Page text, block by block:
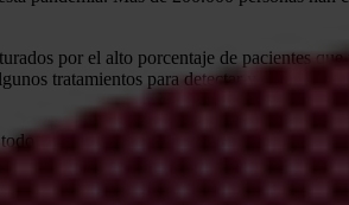
por el alto porcentaje de pacientes
tratamientos para detectar y tratar la
cuando las instituciones y los
han permitido aprender lecciones que